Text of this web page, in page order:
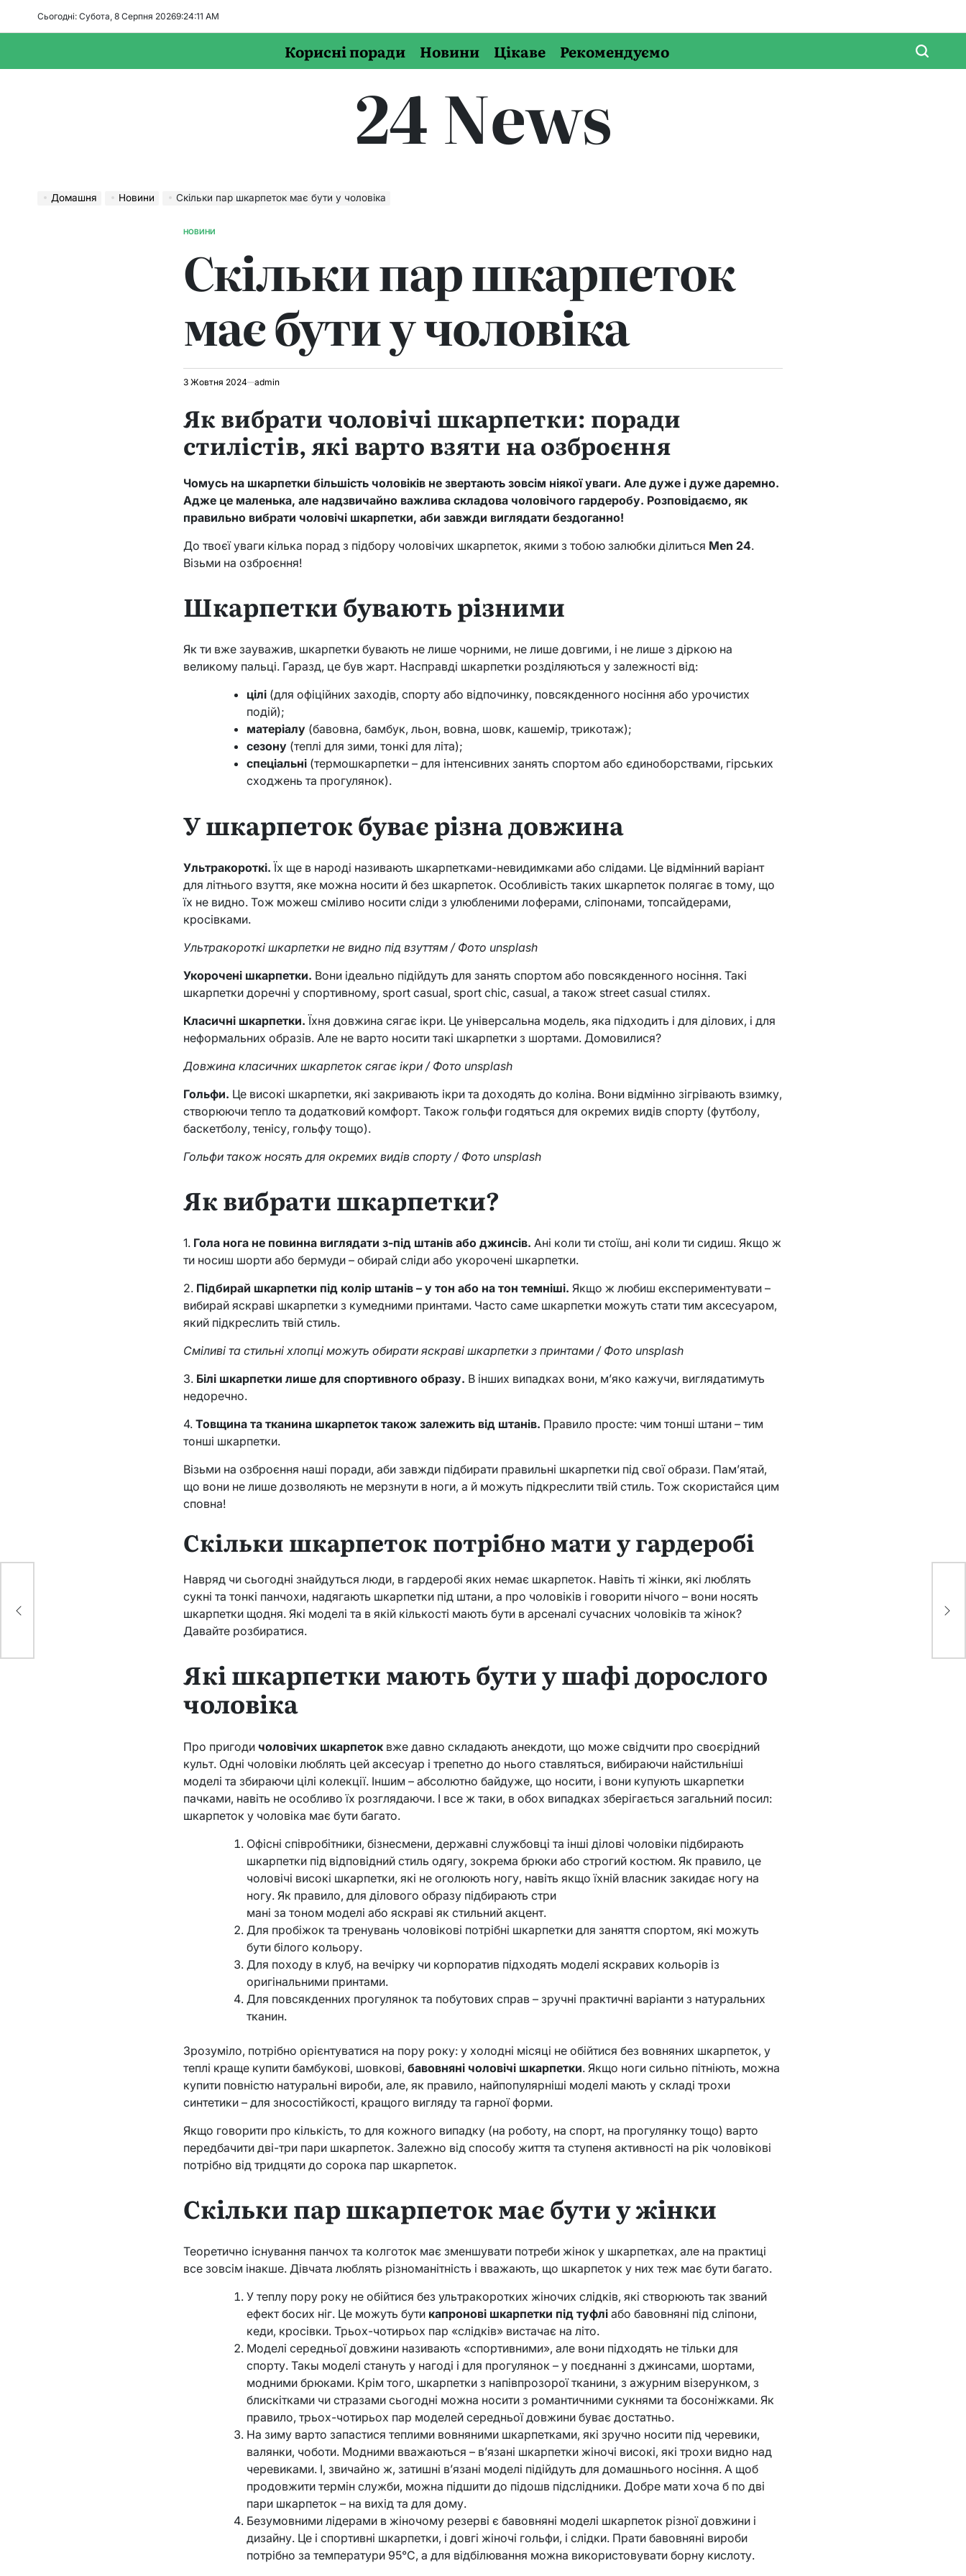
Сьогодні: Субота, 8 Серпня 20269:24:12 AM
Корисні поради Новини Цікаве Рекомендуємо
24 News
Домашня Новини Скільки пар шкарпеток має бути у чоловіка
ОПУБЛІКУВАТИ
НОВИНИ
Скільки пар шкарпеток
має бути у чоловіка
3 Жовтня 2024 admin
Як вибрати чоловічі шкарпетки: поради
стилістів, які варто взяти на озброєння
Чомусь на шкарпетки більшість чоловіків не звертають зовсім ніякої уваги. Але дуже і дуже даремно.
Адже це маленька, але надзвичайно важлива складова чоловічого гардеробу. Розповідаємо, як
правильно вибрати чоловічі шкарпетки, аби завжди виглядати бездоганно!
До твоєї уваги кілька порад з підбору чоловічих шкарпеток, якими з тобою залюбки ділиться Men 24.
Візьми на озброєння!
Шкарпетки бувають різними
Як ти вже зауважив, шкарпетки бувають не лише чорними, не лише довгими, і не лише з діркою на
великому пальці. Гаразд, це був жарт. Насправді шкарпетки розділяються у залежності від:
цілі (для офіційних заходів, спорту або відпочинку, повсякденного носіння або урочистих
подій);
матеріалу (бавовна, бамбук, льон, вовна, шовк, кашемір, трикотаж);
сезону (теплі для зими, тонкі для літа);
спеціальні (термошкарпетки – для інтенсивних занять спортом або єдиноборствами, гірських
сходжень та прогулянок).
У шкарпеток буває різна довжина
Ультракороткі. Їх ще в народі називають шкарпетками-невидимками або слідами. Це відмінний варіант
для літнього взуття, яке можна носити й без шкарпеток. Особливість таких шкарпеток полягає в тому, що
їх не видно. Тож можеш сміливо носити сліди з улюбленими лоферами, сліпонами, топсайдерами,
кросівками.
Ультракороткі шкарпетки не видно під взуттям / Фото unsplash
Укорочені шкарпетки. Вони ідеально підійдуть для занять спортом або повсякденного носіння. Такі
шкарпетки доречні у спортивному, sport casual, sport chic, casual, а також street casual стилях.
Класичні шкарпетки. Їхня довжина сягає ікри. Це універсальна модель, яка підходить і для ділових, і для
неформальних образів. Але не варто носити такі шкарпетки з шортами. Домовилися?
Довжина класичних шкарпеток сягає ікри / Фото unsplash
Гольфи. Це високі шкарпетки, які закривають ікри та доходять до коліна. Вони відмінно зігрівають взимку,
створюючи тепло та додатковий комфорт. Також гольфи годяться для окремих видів спорту (футболу,
баскетболу, тенісу, гольфу тощо).
Гольфи також носять для окремих видів спорту / Фото unsplash
Як вибрати шкарпетки?
1. Гола нога не повинна виглядати з-під штанів або джинсів. Ані коли ти стоїш, ані коли ти сидиш. Якщо ж
ти носиш шорти або бермуди – обирай сліди або укорочені шкарпетки.
2. Підбирай шкарпетки під колір штанів – у тон або на тон темніші. Якщо ж любиш експериментувати –
вибирай яскраві шкарпетки з кумедними принтами. Часто саме шкарпетки можуть стати тим аксесуаром,
який підкреслить твій стиль.
Сміливі та стильні хлопці можуть обирати яскраві шкарпетки з принтами / Фото unsplash
3. Білі шкарпетки лише для спортивного образу. В інших випадках вони, м’яко кажучи, виглядатимуть
недоречно.
4.Товщина та тканина шкарпеток також залежить від штанів. Правило просте: чим тонші штани – тим
тонші шкарпетки.
Візьми на озброєння наші поради, аби завжди підбирати правильні шкарпетки під свої образи. Пам’ятай,
що вони не лише дозволяють не мерзнути в ноги, а й можуть підкреслити твій стиль. Тож скористайся цим
сповна!
Скільки шкарпеток потрібно мати у гардеробі
Навряд чи сьогодні знайдуться люди, в гардеробі яких немає шкарпеток. Навіть ті жінки, які люблять
сукні та тонкі панчохи, надягають шкарпетки під штани, а про чоловіків і говорити нічого – вони носять
шкарпетки щодня. Які моделі та в якій кількості мають бути в арсеналі сучасних чоловіків та жінок?
Давайте розбиратися.
Які шкарпетки мають бути у шафі дорослого
чоловіка
Про пригоди чоловічих шкарпеток вже давно складають анекдоти, що може свідчити про своєрідний
культ. Одні чоловіки люблять цей аксесуар і трепетно ​​до нього ставляться, вибираючи найстильніші
моделі та збираючи цілі колекції. Іншим – абсолютно байдуже, що носити, і вони купують шкарпетки
пачками, навіть не особливо їх розглядаючи. І все ж таки, в обох випадках зберігається загальний посил:
шкарпеток у чоловіка має бути багато.
Офісні співробітники, бізнесмени, державні службовці та інші ділові чоловіки підбирають
шкарпетки під відповідний стиль одягу, зокрема брюки або строгий костюм. Як правило, це
чоловічі високі шкарпетки, які не оголюють ногу, навіть якщо їхній власник закидає ногу на
ногу. Як правило, для ділового образу підбирають стри
мані за тоном моделі або яскраві як стильний акцент.
Для пробіжок та тренувань чоловікові потрібні шкарпетки для заняття спортом, які можуть
бути білого кольору.
Для походу в клуб, на вечірку чи корпоратив підходять моделі яскравих кольорів із
оригінальними принтами.
Для повсякденних прогулянок та побутових справ – зручні практичні варіанти з натуральних
тканин.
Зрозуміло, потрібно орієнтуватися на пору року: у холодні місяці не обійтися без вовняних шкарпеток, у
теплі краще купити бамбукові, шовкові,бавовняні чоловічі шкарпетки. Якщо ноги сильно пітніють, можна
купити повністю натуральні вироби, але, як правило, найпопулярніші моделі мають у складі трохи
синтетики – для зносостійкості, кращого вигляду та гарної форми.
Якщо говорити про кількість, то для кожного випадку (на роботу, на спорт, на прогулянку тощо) варто
передбачити дві-три пари шкарпеток. Залежно від способу життя та ступеня активності на рік чоловікові
потрібно від тридцяти до сорока пар шкарпеток.
Скільки пар шкарпеток має бути у жінки
Теоретично існування панчох та колготок має зменшувати потреби жінок у шкарпетках, але на практиці
все зовсім інакше. Дівчата люблять різноманітність і вважають, що шкарпеток у них теж має бути багато.
У теплу пору року не обійтися без ультракоротких жіночих слідків, які створюють так званий
ефект босих ніг. Це можуть бути капронові шкарпетки під туфлі або бавовняні під сліпони,
кеди, кросівки. Трьох-чотирьох пар «слідків» вистачає на літо.
Моделі середньої довжини називають «спортивними», але вони підходять не тільки для
спорту. Такы моделі стануть у нагоді і для прогулянок – у поєднанні з джинсами, шортами,
модними брюками. Крім того, шкарпетки з напівпрозорої тканини, з ажурним візерунком, з
блискітками чи стразами сьогодні можна носити з романтичними сукнями та босоніжками. Як
правило, трьох-чотирьох пар моделей середньої довжини буває достатньо.
На зиму варто запастися теплими вовняними шкарпетками, які зручно носити під черевики,
валянки, чоботи. Модними вважаються – в’язані шкарпетки жіночі високі, які трохи видно над
черевиками. І, звичайно ж, затишні в’язані моделі підійдуть для домашнього носіння. А щоб
продовжити термін служби, можна підшити до підошв підслідники. Добре мати хоча б по дві
пари шкарпеток – на вихід та для дому.
Безумовними лідерами в жіночому резерві є бавовняні моделі шкарпеток різної довжини і
дизайну. Це і спортивні шкарпетки, і довгі жіночі гольфи, і слідки. Прати бавовняні вироби
потрібно за температури 95°С, а для відбілювання можна використовувати борну кислоту.